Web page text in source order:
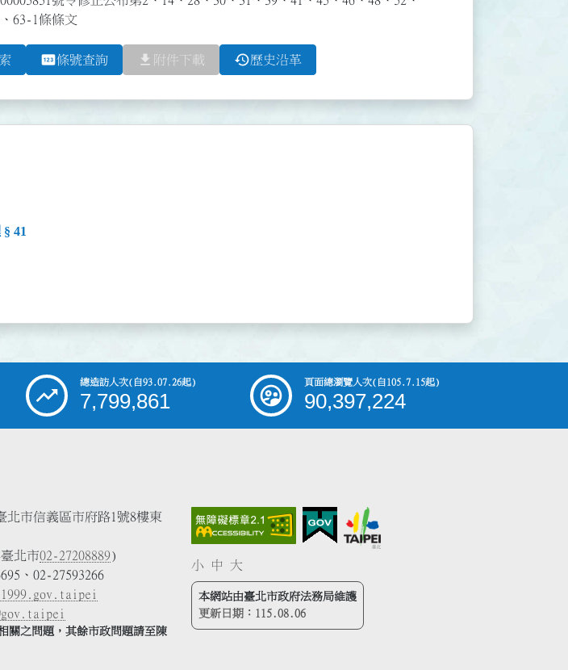
63-1條條文
pin條號查詢 file_download 附件下載 history歷史沿革
41
總造訪人次(自93.07.26起)
7,799,861
頁面總瀏覽人次(自105.7.15起)
90,397,224
北市信義區市府路1號8樓東
北市02-27208889)
、02-27593266
關之問題，其餘市政問題請至陳
小 中 大
本網站由臺北市政府法務局維護
更新日期： 115.08.06